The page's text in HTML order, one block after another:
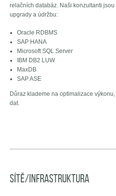
relačních databáz. Naši konzultanti jsou
upgrady a údržbu:
Oracle RDBMS
SAP HANA
Microsoft SQL Server
IBM DB2 LUW
MaxDB
SAP ASE
Důraz klademe na optimalizace
dat.
Sítě/Infrastruktura